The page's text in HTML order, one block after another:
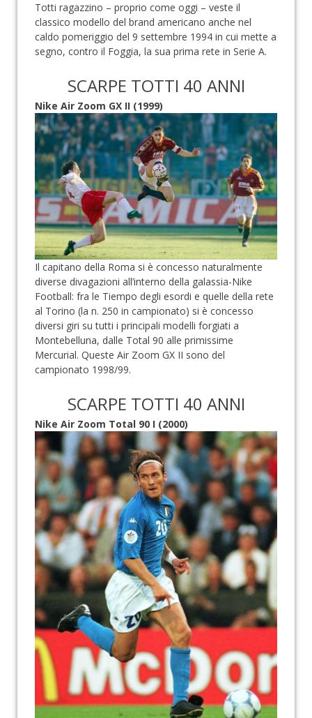
Totti ragazzino – proprio come oggi – veste il
classico modello del brand americano anche nel
caldo pomeriggio del 9 settembre 1994 in cui mette a
segno, contro il Foggia, la sua prima rete in Serie A.
SCARPE TOTTI 40 ANNI
Nike Air Zoom GX II (1999)
Il capitano della Roma si è concesso naturalmente
diverse divagazioni all’interno della galassia-Nike
Football: fra le Tiempo degli esordi e quelle della rete
al Torino (la n. 250 in campionato) si è concesso
diversi giri su tutti i principali modelli forgiati a
Montebelluna, dalle Total 90 alle primissime
Mercurial. Queste Air Zoom GX II sono del
campionato 1998/99.
SCARPE TOTTI 40 ANNI
Nike Air Zoom Total 90 I (2000)